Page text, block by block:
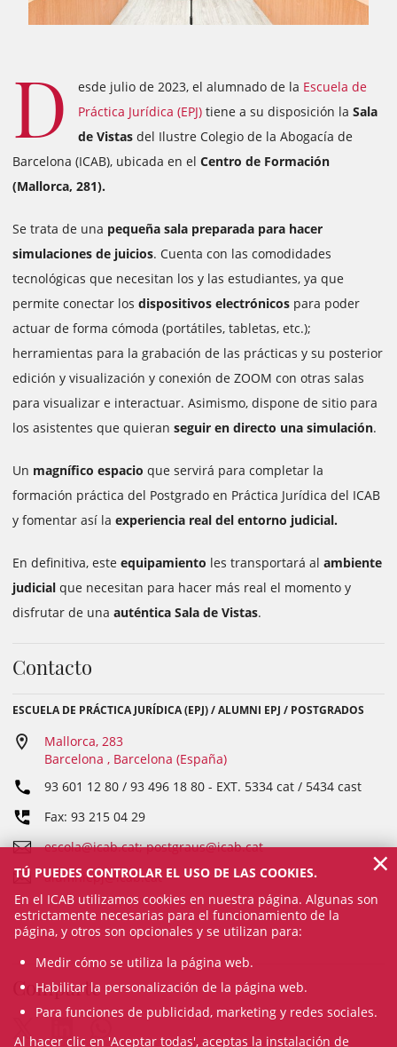
D esde julio de 2023, el alumnado de la Escuela de
Práctica Jurídica (EPJ) tiene a su disposición la Sala
de Vistas del Ilustre Colegio de la Abogacía de
Barcelona (ICAB), ubicada en el Centro de Formación
(Mallorca, 281).
Se trata de una pequeña sala preparada para hacer
simulaciones de juicios. Cuenta con las comodidades
tecnológicas que necesitan los y las estudiantes, ya que
permite conectar los dispositivos electrónicos para poder
actuar de forma cómoda (portátiles, tabletas, etc.);
herramientas para la grabación de las prácticas y su posterior
edición y visualización y conexión de ZOOM con otras salas
para visualizar e interactuar. Asimismo, dispone de sitio para
los asistentes que quieran seguir en directo una simulación.
Un magnífico espacio que servirá para completar la
formación práctica del Postgrado en Práctica Jurídica del ICAB
y fomentar así la experiencia real del entorno judicial.
En definitiva, este equipamiento les transportará al ambiente
judicial que necesitan para hacer más real el momento y
disfrutar de una auténtica Sala de Vistas.
Contacto
ESCUELA DE PRÁCTICA JURÍDICA (EPJ) / ALUMNI EPJ / POSTGRADOS
Mallorca, 283
Barcelona , Barcelona (España)
93 601 12 80 / 93 496 18 80 - EXT. 5334 cat / 5434 cast
Fax: 93 215 04 29
escola@icab.cat; postgraus@icab.cat
alumniepj@icab.cat
Comparte
TÚ PUEDES CONTROLAR EL USO DE LAS COOKIES.
En el ICAB utilizamos cookies en nuestra página. Algunas son
estrictamente necesarias para el funcionamiento de la
página, y otros son opcionales y se utilizan para:
Medir cómo se utiliza la página web.
Habilitar la personalización de la página web.
Para funciones de publicidad, marketing y redes sociales.
Al hacer clic en 'Aceptar todas', aceptas la instalación de
×